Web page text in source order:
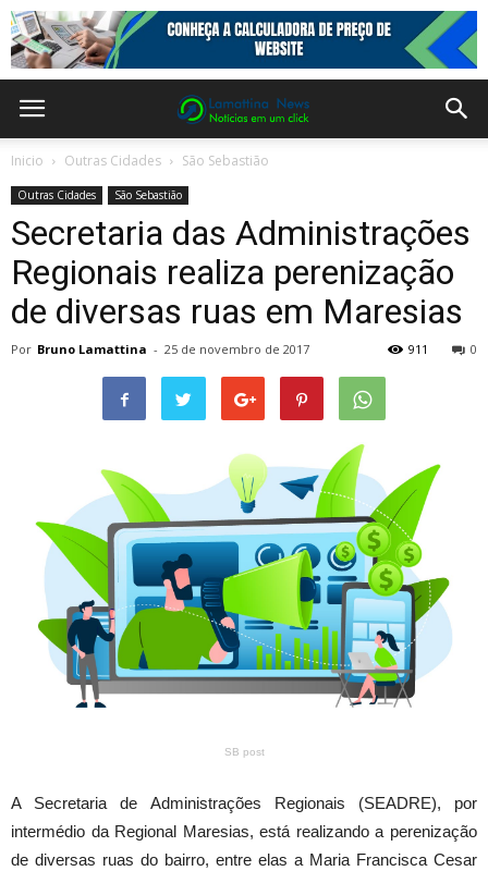
Inicio Outras Cidades São Sebastião
Outras Cidades São Sebastião
Secretaria das Administrações
Regionais realiza perenização
de diversas ruas em Maresias
Por Bruno Lamattina - 25 de novembro de 2017 0
911
SB post
A Secretaria de Administrações Regionais (SEADRE), por
intermédio da Regional Maresias, está realizando a perenização
de diversas ruas do bairro, entre elas a Maria Francisca Cesar